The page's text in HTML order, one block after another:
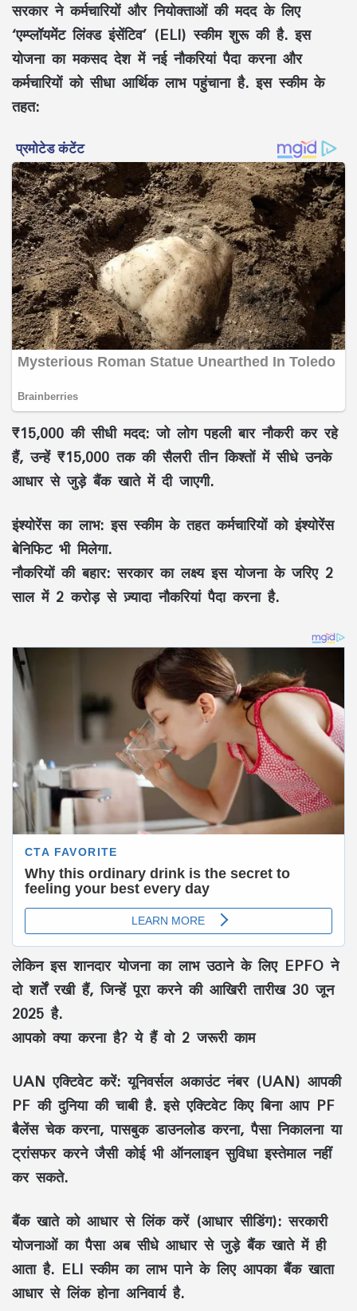
सरकार ने कर्मचारियों और नियोक्ताओं की मदद के लिए
‘एम्प्लॉयमेंट लिंक्ड इंसेंटिव’ (ELI) स्कीम शुरू की है. इस
योजना का मकसद देश में नई नौकरियां पैदा करना और
कर्मचारियों को सीधा आर्थिक लाभ पहुंचाना है. इस स्कीम के
तहत:
₹15,000 की सीधी मदद: जो लोग पहली बार नौकरी कर रहे
हैं, उन्हें ₹15,000 तक की सैलरी तीन किश्तों मेंसीधे उनके
आधार से जुड़े बैंक खाते में दी जाएगी.
इंश्योरेंस का लाभ: इस स्कीम के तहत कर्मचारियों को इंश्योरेंस
बेनिफिट भी मिलेगा.
नौकरियों की बहार: सरकार का लक्ष्य इस योजना के जरिए 2
साल में 2 करोड़ से ज़्यादा नौकरियां पैदा करना है.
लेकिन इस शानदार योजना का लाभ उठाने के लिए EPFO ने
दो शर्तें रखी हैं, जिन्हें पूरा करने की आखिरी तारीख 30 जून
2025 है.
आपको क्या करना है? ये हैं वो 2 जरूरी काम
UAN एक्टिवेट करें: यूनिवर्सल अकाउंट नंबर (UAN) आपकी
PF की दुनिया की चाबी है. इसे एक्टिवेट किए बिना आप PF
बैलेंस चेक करना, पासबुक डाउनलोड करना, पैसा निकालना या
ट्रांसफर करने जैसी कोई भी ऑनलाइन सुविधा इस्तेमाल नहीं
कर सकते.
बैंक खाते को आधार से लिंक करें (आधार सीडिंग): सरकारी
योजनाओं का पैसा अब सीधे आधार से जुड़े बैंक खाते में ही
आता है. ELI स्कीम का लाभ पाने के लिए आपका बैंक खाता
आधार से लिंक होना अनिवार्य है.